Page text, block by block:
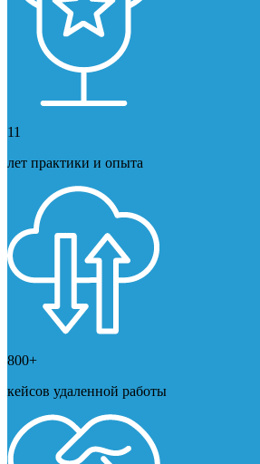
11
лет практики и опыта
800+
кейсов удаленной работы